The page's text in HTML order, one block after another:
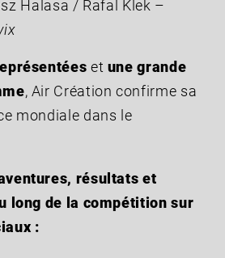
Halasa / Rafal Klek –
et une grande
, Air Création confirme sa
mondiale dans le
résultats et
long de la compétition sur
: